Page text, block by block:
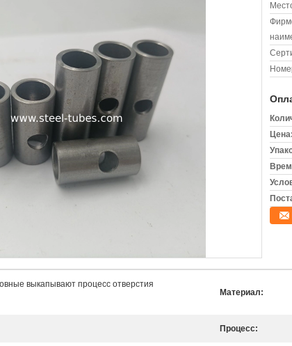
Цена:
выкапывают процесс отверстия
Материал:
Процесс: